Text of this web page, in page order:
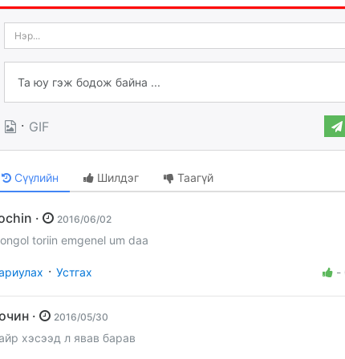
· GIF
Сүүлийн Шилдэг Таагүй
zochin · 2016/06/02
toriin emgenel um daa
· Устгах -
Зочин · 2016/05/30
хэсээд л явав барав